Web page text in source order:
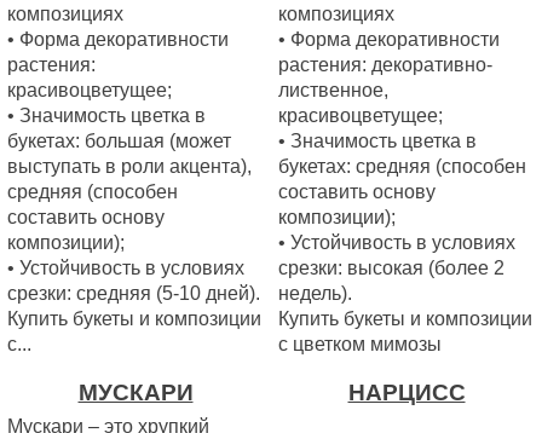
композициях
• Форма декоративности
растения:
красивоцветущее;
• Значимость цветка в
букетах: большая (может
выступать в роли акцента),
средняя (способен
составить основу
композиции);
• Устойчивость в условиях
срезки: средняя (5-10 дней).
Купить букеты и композиции
с...
композициях
• Форма декоративности
растения: декоративно-
лиственное,
красивоцветущее;
• Значимость цветка в
букетах: средняя (способен
составить основу
композиции);
• Устойчивость в условиях
срезки: высокая (более 2
недель).
Купить букеты и композиции
с цветком мимозы
МУСКАРИ
Мускари – это хрупкий
НАРЦИСС